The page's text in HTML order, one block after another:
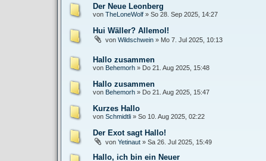
Der Neue Leonberg
von TheLoneWolf » So 28. Sep 2025, 14:27
Hui Wäller? Allemol!
von Wildschwein » Mo 7. Jul 2025, 10:13
Hallo zusammen
von Behemorh » Do 21. Aug 2025, 15:48
Hallo zusammen
von Behemorh » Do 21. Aug 2025, 15:47
Kurzes Hallo
von Schmidtli » So 10. Aug 2025, 02:22
Der Exot sagt Hallo!
von Yetinaut » Sa 26. Jul 2025, 15:49
Hallo, ich bin ein Neuer